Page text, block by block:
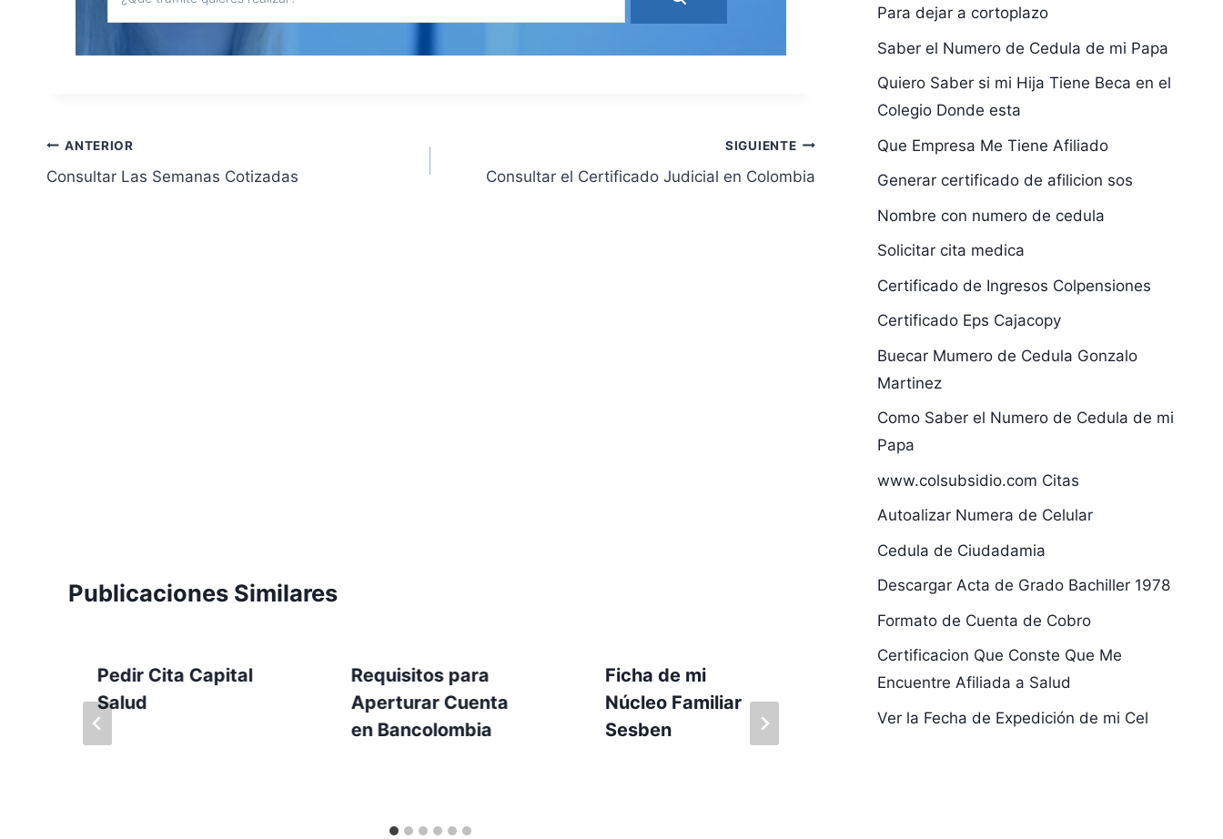
Navegación
de
ANTERIOR
Consultar Las Semanas Cotizadas
SIGUIENTE
Consultar el Certificado Judicial en Colombia
Publicaciones Similares
Pedir Cita Capital
Salud
Requisitos para
Aperturar Cuenta
en Bancolombia
Ficha de mi
Núcleo Familiar
Sesben
Como Buscar por
Partida de
Para dejar a cortoplazo
Saber el Numero de Cedula de mi Papa
Quiero Saber si mi Hija Tiene Beca en el
Colegio Donde esta
Que Empresa Me Tiene Afiliado
Generar certificado de afilicion sos
Nombre con numero de cedula
Solicitar cita medica
Certificado de Ingresos Colpensiones
Certificado Eps Cajacopy
Buecar Mumero de Cedula Gonzalo
Martinez
Como Saber el Numero de Cedula de mi
Papa
www.colsubsidio.com Citas
Autoalizar Numera de Celular
Cedula de Ciudadamia
Descargar Acta de Grado Bachiller 1978
Formato de Cuenta de Cobro
Certificacion Que Conste Que Me
Encuentre Afiliada a Salud
Ver la Fecha de Expedición de mi Cel